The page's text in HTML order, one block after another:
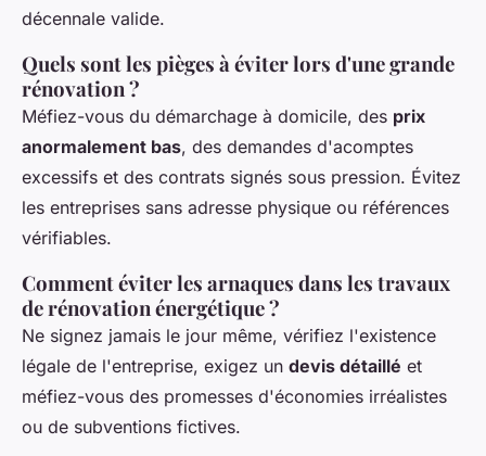
décennale valide.
Quels sont les pièges à éviter lors d'une grande
rénovation ?
Méfiez-vous du démarchage à domicile, des prix
anormalement bas, des demandes d'acomptes
excessifs et des contrats signés sous pression. Évitez
les entreprises sans adresse physique ou références
vérifiables.
Comment éviter les arnaques dans les travaux
de rénovation énergétique ?
Ne signez jamais le jour même, vérifiez l'existence
légale de l'entreprise, exigez un devis détaillé et
méfiez-vous des promesses d'économies irréalistes
ou de subventions fictives.